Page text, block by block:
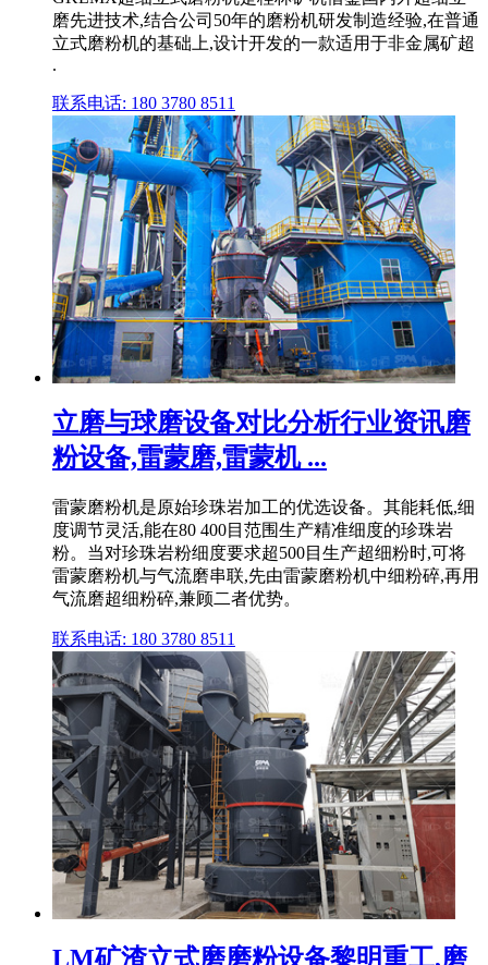
磨先进技术,结合公司50年的磨粉机研发制造经验,在普通
立式磨粉机的基础上,设计开发的一款适用于非金属矿超
.
联系电话: 180 3780 8511
立磨与球磨设备对比分析行业资讯磨
粉设备,雷蒙磨,雷蒙机 ...
雷蒙磨粉机是原始珍珠岩加工的优选设备。其能耗低,细
度调节灵活,能在80 400目范围生产精准细度的珍珠岩
粉。当对珍珠岩粉细度要求超500目生产超细粉时,可将
雷蒙磨粉机与气流磨串联,先由雷蒙磨粉机中细粉碎,再用
气流磨超细粉碎,兼顾二者优势。
联系电话: 180 3780 8511
LM矿渣立式磨磨粉设备黎明重工,磨